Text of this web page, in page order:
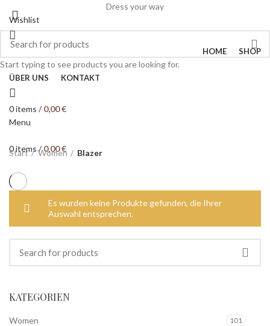
Dress your way
Wishlist
HOME SHOP
ÜBER UNS KONTAKT
0items / 0,00€
Menu
0items / 0,00€
KATEGORIEN
Women 101
Start Women Blazer
Es wurden keine Produkte gefunden, die Ihrer
Auswahl entsprechen.
Start typing to see products you are looking for.